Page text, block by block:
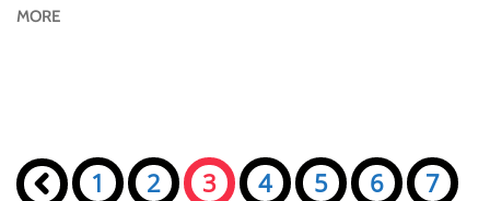
MORE
Seiten:
« 1 2 3 4 5 6
7